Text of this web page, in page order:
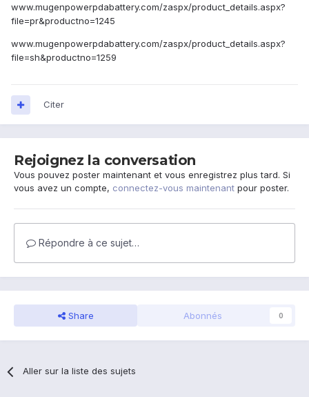
www.mugenpowerpdabattery.com/zaspx/product_details.aspx?
file=pr&productno=1245
www.mugenpowerpdabattery.com/zaspx/product_details.aspx?
file=sh&productno=1259
Citer
Rejoignez la conversation
Vous pouvez poster maintenant et vous enregistrez plus tard. Si
vous avez un compte, connectez-vous maintenant pour poster.
Répondre à ce sujet…
Share Abonnés 0
Aller sur la liste des sujets